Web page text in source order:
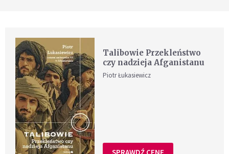
Talibowie Przekleństwo
czy nadzieja Afganistanu
Piotr Łukasiewicz